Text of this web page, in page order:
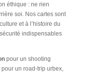
éthique : ne rien
soi. Nos cartes sont
et à l’histoire du
indispensables
pour un shooting
pour un road-trip urbex,